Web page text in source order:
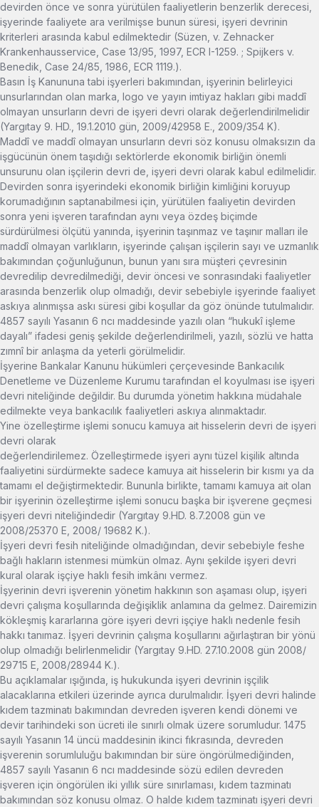
devirden önce ve sonra yürütülen faaliyetlerin benzerlik derecesi,
işyerinde faaliyete ara verilmişse bunun süresi, işyeri devrinin
kriterleri arasında kabul edilmektedir (Süzen, v. Zehnacker
Krankenhausservice, Case 13/95, 1997, ECR I-1259. ; Spijkers v.
Benedik, Case 24/85, 1986, ECR 1119.).
Basın İş Kanununa tabi işyerleri bakımından, işyerinin belirleyici
unsurlarından olan marka, logo ve yayın imtiyaz hakları gibi maddî
olmayan unsurların devri de işyeri devri olarak değerlendirilmelidir
(Yargıtay 9. HD., 19.1.2010 gün, 2009/42958 E., 2009/354 K).
Maddî ve maddî olmayan unsurların devri söz konusu olmaksızın da
işgücünün önem taşıdığı sektörlerde ekonomik birliğin önemli
unsurunu olan işçilerin devri de, işyeri devri olarak kabul edilmelidir.
Devirden sonra işyerindeki ekonomik birliğin kimliğini koruyup
korumadığının saptanabilmesi için, yürütülen faaliyetin devirden
sonra yeni işveren tarafından aynı veya özdeş biçimde
sürdürülmesi ölçütü yanında, işyerinin taşınmaz ve taşınır malları ile
maddî olmayan varlıkların, işyerinde çalışan işçilerin sayı ve uzmanlık
bakımından çoğunluğunun, bunun yanı sıra müşteri çevresinin
devredilip devredilmediği, devir öncesi ve sonrasındaki faaliyetler
arasında benzerlik olup olmadığı, devir sebebiyle işyerinde faaliyet
askıya alınmışsa askı süresi gibi koşullar da göz önünde tutulmalıdır.
4857 sayılı Yasanın 6 ncı maddesinde yazılı olan “hukukî işleme
dayalı” ifadesi geniş şekilde değerlendirilmeli, yazılı, sözlü ve hatta
zımnî bir anlaşma da yeterli görülmelidir.
İşyerine Bankalar Kanunu hükümleri çerçevesinde Bankacılık
Denetleme ve Düzenleme Kurumu tarafından el koyulması ise işyeri
devri niteliğinde değildir. Bu durumda yönetim hakkına müdahale
edilmekte veya bankacılık faaliyetleri askıya alınmaktadır.
Yine özelleştirme işlemi sonucu kamuya ait hisselerin devri de işyeri
devri olarak
değerlendirilemez. Özelleştirmede işyeri aynı tüzel kişilik altında
faaliyetini sürdürmekte sadece kamuya ait hisselerin bir kısmı ya da
tamamı el değiştirmektedir. Bununla birlikte, tamamı kamuya ait olan
bir işyerinin özelleştirme işlemi sonucu başka bir işverene geçmesi
işyeri devri niteliğindedir (Yargıtay 9.HD. 8.7.2008 gün ve
2008/25370 E, 2008/ 19682 K.).
İşyeri devri fesih niteliğinde olmadığından, devir sebebiyle feshe
bağlı hakların istenmesi mümkün olmaz. Aynı şekilde işyeri devri
kural olarak işçiye haklı fesih imkânı vermez.
İşyerinin devri işverenin yönetim hakkının son aşaması olup, işyeri
devri çalışma koşullarında değişiklik anlamına da gelmez. Dairemizin
kökleşmiş kararlarına göre işyeri devri işçiye haklı nedenle fesih
hakkı tanımaz. İşyeri devrinin çalışma koşullarını ağırlaştıran bir yönü
olup olmadığı belirlenmelidir (Yargıtay 9.HD. 27.10.2008 gün 2008/
29715 E, 2008/28944 K.).
Bu açıklamalar ışığında, iş hukukunda işyeri devrinin işçilik
alacaklarına etkileri üzerinde ayrıca durulmalıdır. İşyeri devri halinde
kıdem tazminatı bakımından devreden işveren kendi dönemi ve
devir tarihindeki son ücreti ile sınırlı olmak üzere sorumludur. 1475
sayılı Yasanın 14 üncü maddesinin ikinci fıkrasında, devreden
işverenin sorumluluğu bakımından bir süre öngörülmediğinden,
4857 sayılı Yasanın 6 ncı maddesinde sözü edilen devreden
işveren için öngörülen iki yıllık süre sınırlaması, kıdem tazminatı
bakımından söz konusu olmaz. O halde kıdem tazminatı işyeri devri